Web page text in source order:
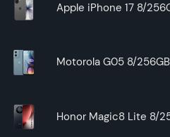
Apple iPhone 17 8/
Motorola G05 8/
Honor Magic8 Lite 8/